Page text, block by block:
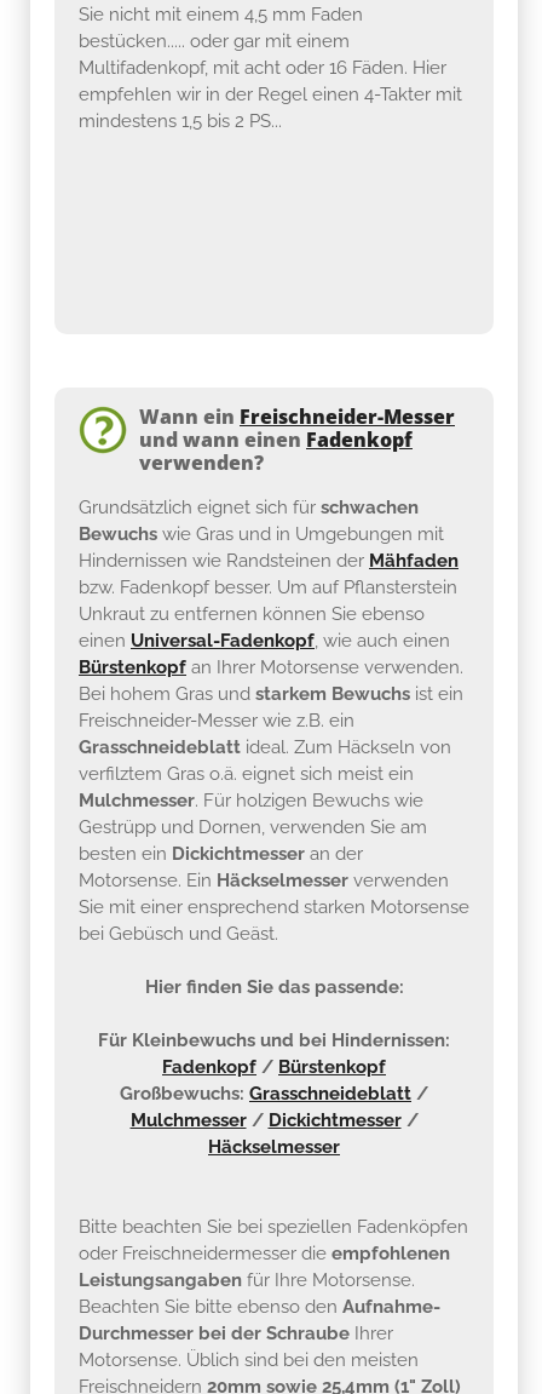
Sie nicht mit einem 4,5 mm Faden
bestücken..... oder gar mit einem
Multifadenkopf, mit acht oder 16 Fäden. Hier
empfehlen wir in der Regel einen 4-Takter mit
mindestens 1,5 bis 2 PS...
Wann ein Freischneider-Messer
und wann einen Fadenkopf
verwenden?
Grundsätzlich eignet sich für schwachen
Bewuchs wie Gras und in Umgebungen mit
Hindernissen wie Randsteinen der Mähfaden
bzw. Fadenkopf besser. Um auf Pflansterstein
Unkraut zu entfernen können Sie ebenso
einen Universal-Fadenkopf, wie auch einen
Bürstenkopf an Ihrer Motorsense verwenden.
Bei hohem Gras und starkem Bewuchs ist ein
Freischneider-Messer wie z.B. ein
Grasschneideblatt ideal. Zum Häckseln von
verfilztem Gras o.ä. eignet sich meist ein
Mulchmesser. Für holzigen Bewuchs wie
Gestrüpp und Dornen, verwenden Sie am
besten ein Dickichtmesser an der
Motorsense. Ein Häckselmesser verwenden
Sie mit einer ensprechend starken Motorsense
bei Gebüsch und Geäst.
Hier finden Sie das passende:
Für Kleinbewuchs und bei Hindernissen:
Fadenkopf / Bürstenkopf
Großbewuchs: Grasschneideblatt /
Mulchmesser/ Dickichtmesser/
Häckselmesser
Bitte beachten Sie bei speziellen Fadenköpfen
oder Freischneidermesser die empfohlenen
Leistungsangaben für Ihre Motorsense.
Beachten Sie bitte ebenso den Aufnahme-
Durchmesser bei der Schraube Ihrer
Motorsense. Üblich sind bei den meisten
Freischneidern 20mm sowie 25,4mm (1" Zoll)